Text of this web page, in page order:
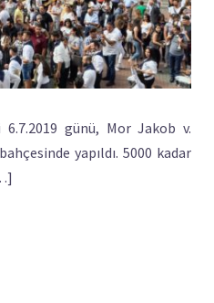
günü, Mor Jakob v.
yapıldı. 5000 kadar